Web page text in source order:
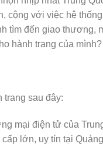
cộng với việc hệ thống
tìm đến giao thương,
hành trang của mình?
trang sau đây:
mại điện tử của
lớn, uy tín tại Quảng